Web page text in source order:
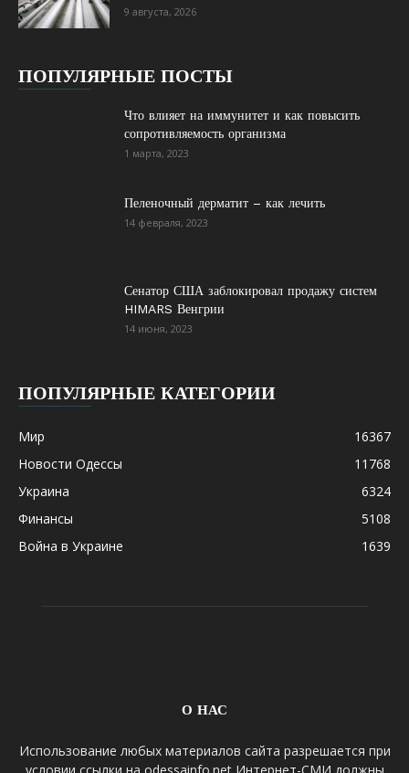
9 августа, 2026
ПОПУЛЯРНЫЕ ПОСТЫ
Что влияет на иммунитет и как повысить
сопротивляемость организма
1 марта, 2023
Пеленочный дерматит – как лечить
14 февраля, 2023
Сенатор США заблокировал продажу систем
HIMARS Венгрии
14 июня, 2023
ПОПУЛЯРНЫЕ КАТЕГОРИИ
Мир
16367
Новости Одессы
11768
Украина
6324
Финансы
5108
Война в Украине
1639
О НАС
Использование любых материалов сайта разрешается при